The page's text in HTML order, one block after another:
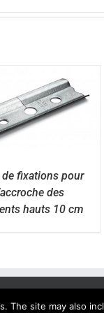
de fixations pour
des
hauts 10 cm
DÉTAILS
site may also